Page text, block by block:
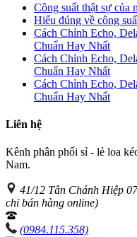
Công suất thật sự của
Hiểu đúng về công
Cách Chỉnh Echo,
Chuẩn Hay Nhất
Cách Chỉnh Echo,
Chuẩn Hay Nhất
Cách Chỉnh Echo,
Chuẩn Hay Nhất
Liên hệ
Kênh phân phối sỉ - lẻ loa
Nam.
41/12 Tân Chánh Hiệp
chỉ bán hàng online)
(0984.115.358)